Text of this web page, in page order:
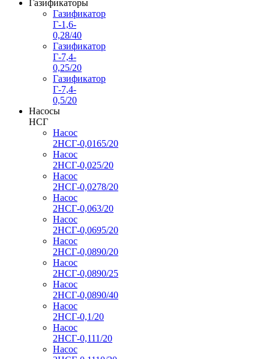
Газификаторы
Газификатор
Г-1,6-
0,28/40
Газификатор
Г-7,4-
0,25/20
Газификатор
Г-7,4-
0,5/20
Насосы
НСГ
Насос
2НСГ-0,0165/20
Насос
2НСГ-0,025/20
Насос
2НСГ-0,0278/20
Насос
2НСГ-0,063/20
Насос
2НСГ-0,0695/20
Насос
2НСГ-0,0890/20
Насос
2НСГ-0,0890/25
Насос
2НСГ-0,0890/40
Насос
2НСГ-0,1/20
Насос
2НСГ-0,111/20
Насос